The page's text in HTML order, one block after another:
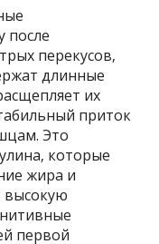
после
перекусов‚
длинные
их
приток
Это
которые
жира и
высокую
первой